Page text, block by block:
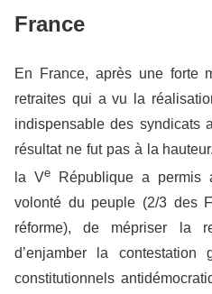
France
En France, après une forte
retraites qui a vu la
indispensable des syndicats
résultat ne fut pas à la
la Ve République a permis
volonté du peuple (2/3 des
réforme), de mépriser la
d’enjamber la contestation
constitutionnels